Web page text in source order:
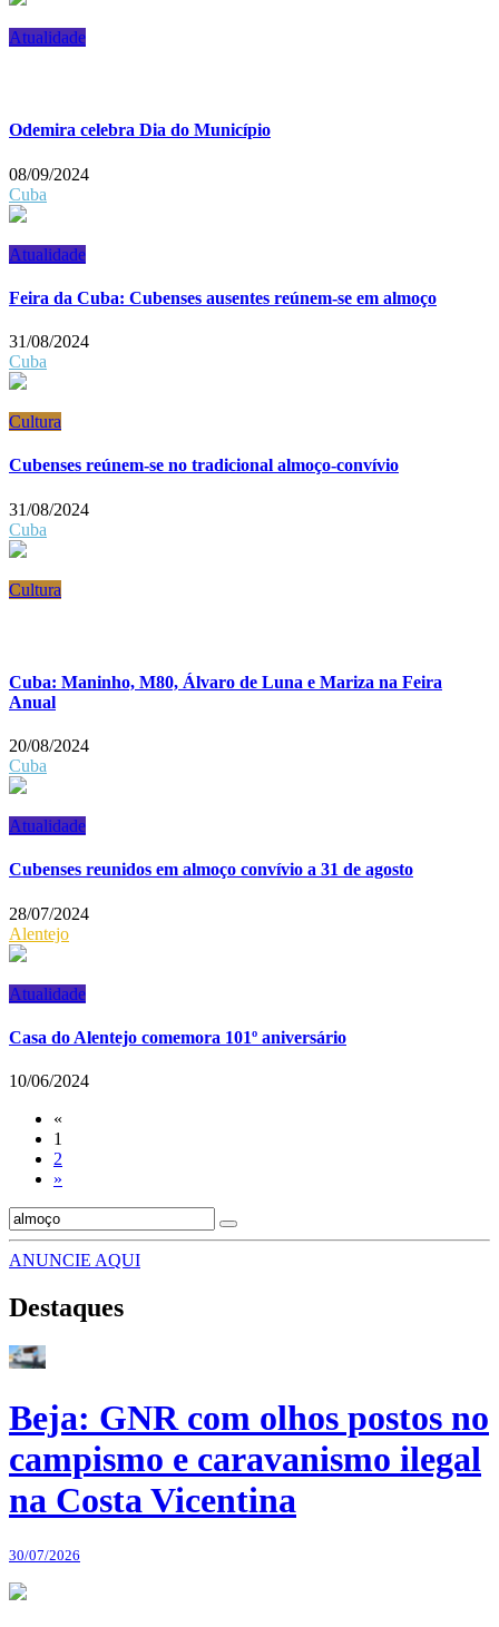
Atualidade
Odemira celebra Dia do Município
08/09/2024
Cuba
Atualidade
Feira da Cuba: Cubenses ausentes reúnem-se em almoço
31/08/2024
Cuba
Cultura
Cubenses reúnem-se no tradicional almoço-convívio
31/08/2024
Cuba
Cultura
Cuba: Maninho, M80, Álvaro de Luna e Mariza na Feira
Anual
20/08/2024
Cuba
Atualidade
Cubenses reunidos em almoço convívio a 31 de agosto
28/07/2024
Alentejo
Atualidade
Casa do Alentejo comemora 101º aniversário
10/06/2024
«
1
2
»
ANUNCIE AQUI
Destaques
Beja: GNR com olhos postos no
campismo e caravanismo ilegal
na Costa Vicentina
30/07/2026